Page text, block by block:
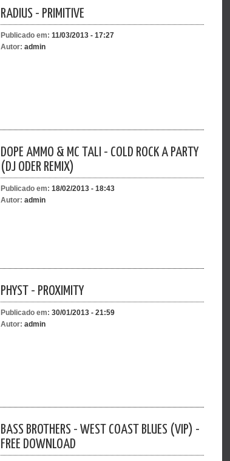
RADIUS - PRIMITIVE
Publicado em: 11/03/2013 - 17:27
Autor: admin
DOPE AMMO & MC TALI - COLD ROCK A PARTY
(DJ ODER REMIX)
Publicado em: 18/02/2013 - 18:43
Autor: admin
PHYST - PROXIMITY
Publicado em: 30/01/2013 - 21:59
Autor: admin
BASS BROTHERS - WEST COAST BLUES (VIP) -
FREE DOWNLOAD